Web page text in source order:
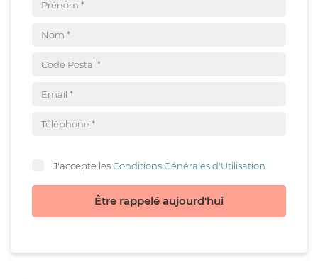
J'accepte lesConditions Générales d'Utilisation
Être rappelé aujourd'hui